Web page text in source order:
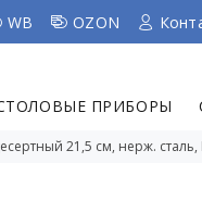
WB OZON
ПРИБОРЫ
21,5 см, нерж. сталь,